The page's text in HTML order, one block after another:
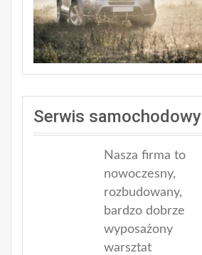
Serwis samochodowy
Nasza firma to
nowoczesny,
rozbudowany,
bardzo dobrze
wyposażony
warsztat